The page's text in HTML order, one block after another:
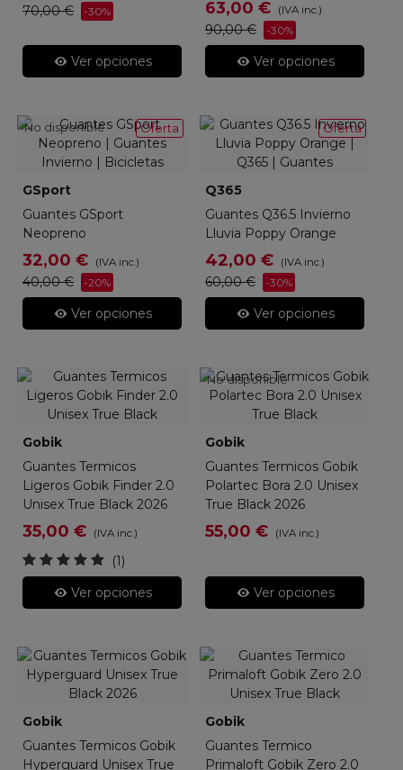
70,00 € -30%
Ver opciones
63,00 € (IVA inc.)
90,00 € -30%
Ver opciones
Oferta
No disponible
GSport
Guantes GSport
Neopreno
32,00 € (IVA inc.)
40,00 € -20%
Ver opciones
Oferta
Q365
Guantes Q36.5 Invierno
Lluvia Poppy Orange
42,00 € (IVA inc.)
60,00 € -30%
Ver opciones
Gobik
Guantes Termicos
Ligeros Gobik Finder 2.0
Unisex True Black 2026
35,00 € (IVA inc.)
(1)
Ver opciones
No disponible
Gobik
Guantes Termicos Gobik
Polartec Bora 2.0 Unisex
True Black 2026
55,00 € (IVA inc.)
Ver opciones
Gobik
Guantes Termicos Gobik
Hyperguard Unisex True
Gobik
Guantes Termico
Primaloft Gobik Zero 2.0